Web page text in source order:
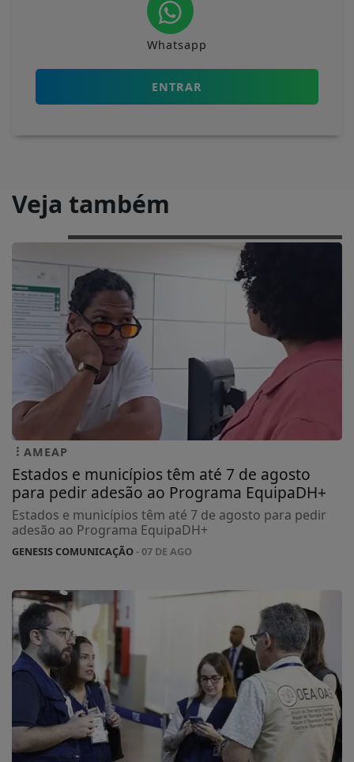
Whatsapp
ENTRAR
Veja também
AMEAP
Estados e municípios têm até 7 de agosto
para pedir adesão ao Programa EquipaDH+
Estados e municípios têm até 7 de agosto para pedir
adesão ao Programa EquipaDH+
GENESIS COMUNICAÇÃO- 07 DE AGO